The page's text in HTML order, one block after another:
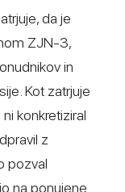
da je
ZJN-3,
in
Kot zatrjuje
konkretiziral
z
pozval
na ponujene